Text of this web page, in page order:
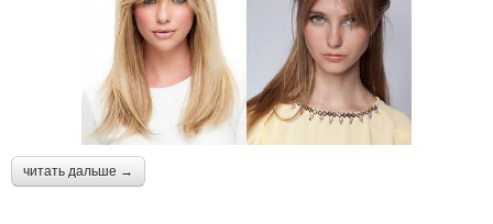
читать дальше →